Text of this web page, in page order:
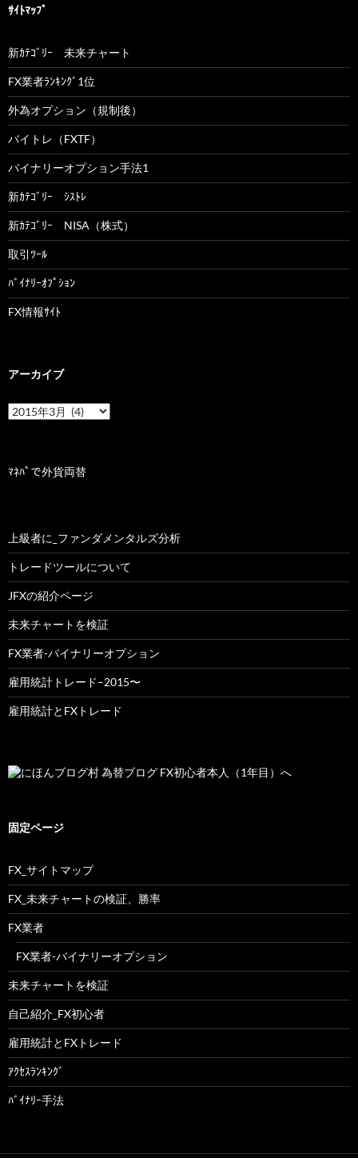
ｻｲﾄﾏｯﾌﾟ
新ｶﾃｺﾞﾘｰ 未来チャート
FX業者ﾗﾝｷﾝｸﾞ1位
外為オプション（規制後）
バイトレ（FXTF）
バイナリーオプション手法1
新ｶﾃｺﾞﾘｰ ｼｽﾄﾚ
新ｶﾃｺﾞﾘｰ NISA（株式）
取引ﾂｰﾙ
ﾊﾞｲﾅﾘｰｵﾌﾟｼｮﾝ
FX情報ｻｲﾄ
アーカイブ
ア
ー
ブ
ﾏﾈﾊﾟで外貨両替
上級者に_ファンダメンタルズ分析
トレードツールについて
JFXの紹介ページ
未来チャートを検証
FX業者-バイナリーオプション
雇用統計トレード–2015〜
雇用統計とFXトレード
固定ページ
FX_サイトマップ
FX_未来チャートの検証、勝率
FX業者
FX業者-バイナリーオプション
未来チャートを検証
自己紹介_FX初心者
雇用統計とFXトレード
ｱｸｾｽﾗﾝｷﾝｸﾞ
ﾊﾞｲﾅﾘｰ手法